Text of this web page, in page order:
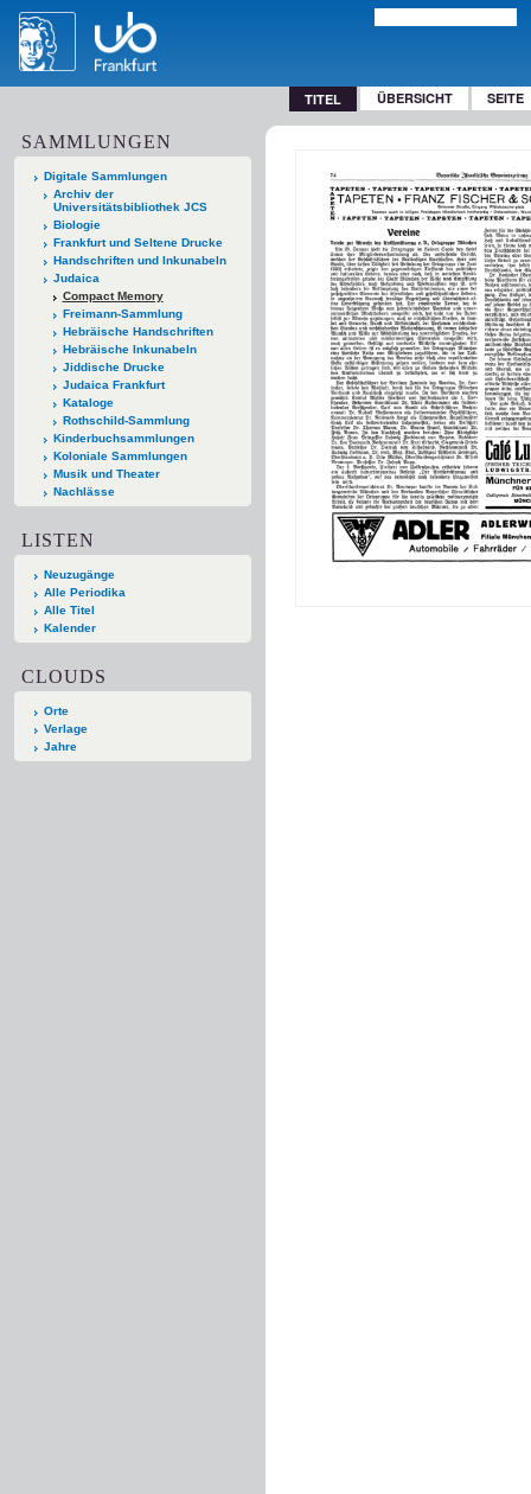
TITEL ÜBERSICHT SEITE
SAMMLUNGEN
Digitale Sammlungen
Archiv der
Universitätsbibliothek JCS
Biologie
Frankfurt und Seltene Drucke
Handschriften und Inkunabeln
Judaica
Compact Memory
Freimann-Sammlung
Hebräische Handschriften
Hebräische Inkunabeln
Jiddische Drucke
Judaica Frankfurt
Kataloge
Rothschild-Sammlung
Kinderbuchsammlungen
Koloniale Sammlungen
Musik und Theater
Nachlässe
LISTEN
Neuzugänge
Alle Periodika
Alle Titel
Kalender
CLOUDS
Orte
Verlage
Jahre